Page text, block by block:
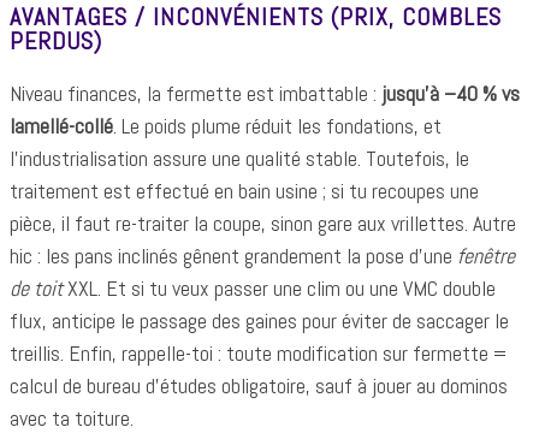
AVANTAGES / INCONVÉNIENTS (PRIX, COMBLES
PERDUS)
Niveau finances, la fermette est imbattable : jusqu’à –40 % vs
lamellé-collé. Le poids plume réduit les fondations, et
l’industrialisation assure une qualité stable. Toutefois, le
traitement est effectué en bain usine ; si tu recoupes une
pièce, il faut re-traiter la coupe, sinon gare aux vrillettes. Autre
hic : les pans inclinés gênent grandement la pose d’une fenêtre
de toitXXL. Et si tu veux passer une clim ou une VMC double
flux, anticipe le passage des gaines pour éviter de saccager le
treillis. Enfin, rappelle-toi : toute modification sur fermette =
calcul de bureau d’études obligatoire, sauf à jouer au dominos
avec ta toiture.